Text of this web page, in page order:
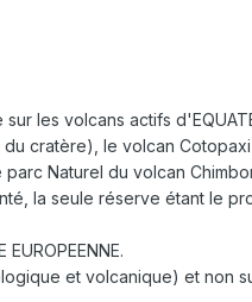
les volcans actifs
cratère), le volcan
Naturel du volcan
la seule réserve étant le
et volcanique) et non